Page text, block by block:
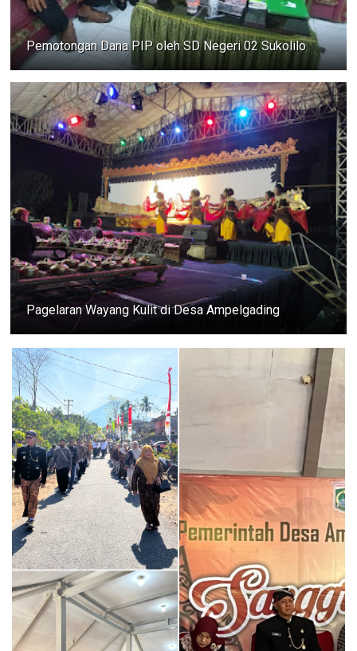
Pemotongan Dana PIP oleh SD Negeri 02 Sukolilo
Pagelaran Wayang Kulit di Desa Ampelgading